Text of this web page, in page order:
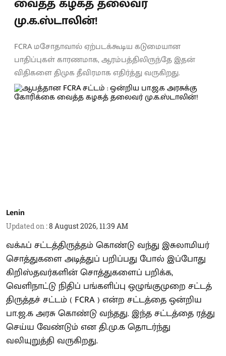
மு.க.ஸ்டாலின்!
FCRA மசோதாவால் ஏற்படக்கூடிய கடுமையான
பாதிப்புகள் காரணமாக, ஆரம்பத்திலிருந்தே இதன்
விதிகளை திமுக தீவிரமாக எதிர்த்து வருகிறது.
Lenin
Updated on :8 August 2026, 11:39 AM
வக்ஃப் சட்டத்திருத்தம் கொண்டு வந்து இசுலாமியர்
சொத்துகளை அடித்துப் பறிப்பது போல் இப்போது
கிறிஸ்தவர்களின் சொத்துகளைப் பறிக்க,
வெளிநாட்டு நிதிப் பங்களிப்பு ஒழுங்குமுறை சட்டத்
திருத்தச் சட்டம் ( FCRA ) என்ற சட்டத்தை ஒன்றிய
பா.ஜ.க அரசு கொண்டு வந்தது. இந்த சட்டத்தை ரத்து
செய்ய வேண்டும் என தி.மு.க தொடர்ந்து
வலியுறுத்தி வருகிறது.